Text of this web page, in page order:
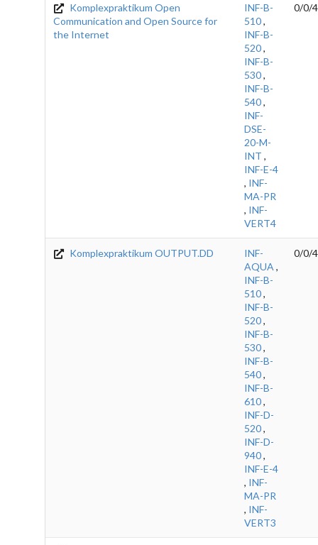
Komplexpraktikum Open
Communication and Open Source for
the Internet
INF-B-
510,
INF-B-
520,
INF-B-
530,
INF-B-
540,
INF-
DSE-
20-M-
INT ,
INF-E-4
, INF-
MA-PR
, INF-
VERT4
0/0/4
Komplexpraktikum OUTPUT.DD
INF-
AQUA ,
INF-B-
510,
INF-B-
520,
INF-B-
530,
INF-B-
540,
INF-B-
610,
INF-D-
520,
INF-D-
940,
INF-E-4
, INF-
MA-PR
, INF-
VERT3
0/0/4